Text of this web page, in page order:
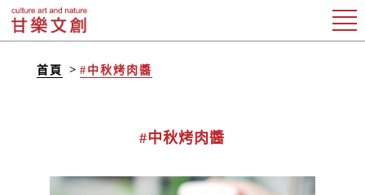
首頁 #中秋烤肉醬
#中秋烤肉醬